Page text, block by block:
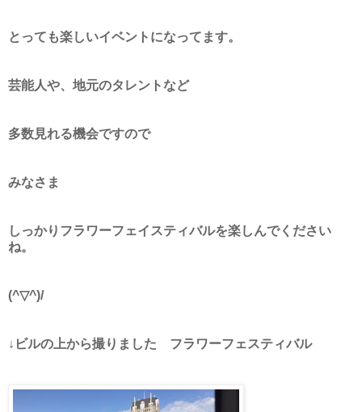
とっても楽しいイベントになってます。
芸能人や、地元のタレントなど
多数見れる機会ですので
みなさま
しっかりフラワーフェイスティバルを楽しんでください
ね。
(^▽^)/
↓ビルの上から撮りました フラワーフェスティバル